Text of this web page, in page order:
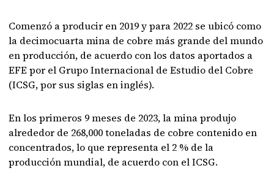
Comenzó a producir en 2019 y para 2022 se ubicó como
la decimocuarta mina de cobre más grande del mundo
en producción, de acuerdo con los datos aportados a
EFE por el Grupo Internacional de Estudio del Cobre
(ICSG, por sus siglas en inglés).
En los primeros 9 meses de 2023, la mina produjo
alrededor de 268,000 toneladas de cobre contenido en
concentrados, lo que representa el 2 % de la
producción mundial, de acuerdo con el ICSG.